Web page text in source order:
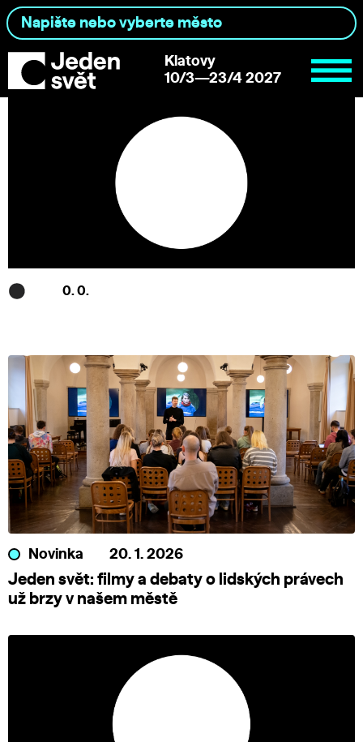
Klatovy
10/3—23/4 2027
0. 0.
Novinka 20. 1. 2026
Jeden svět: filmy a debaty o lidských právech
už brzy v našem městě